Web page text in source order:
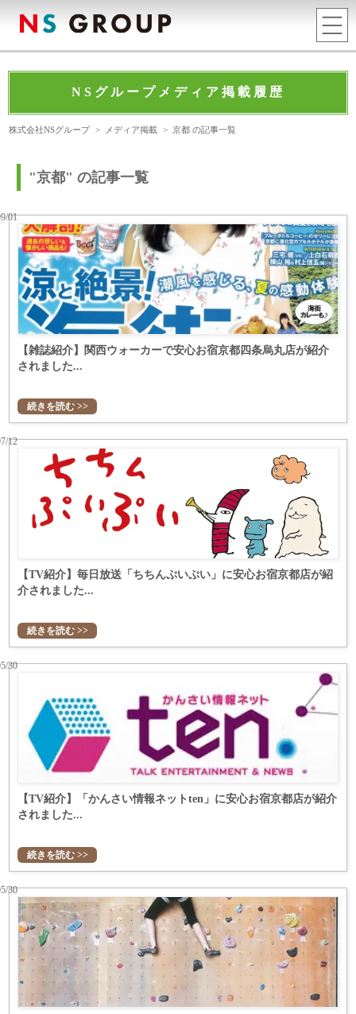
NSグループメディア掲載履歴
株式会社NSグループ > メディア掲載 >京都 の記事一覧
"京都" の記事一覧
【雑誌紹介】関西ウォーカーで安心お宿京都四条烏丸店が紹介
されました...
01
続きを読む >>
【TV紹介】毎日放送「ちちんぷいぷい」に安心お宿京都店が紹
介されました...
12
続きを読む >>
【TV紹介】「かんさい情報ネットten」に安心お宿京都店が紹介
されました...
30
続きを読む >>
30